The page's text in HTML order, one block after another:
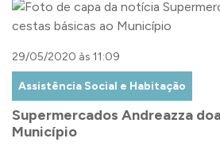
29/05/2020 às 11:09
Assistência Social e Habitação
Supermercados Andreazza
Município